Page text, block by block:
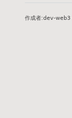
作成者:dev-web3